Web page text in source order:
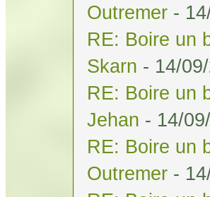
Outremer -
RE: Boire un
Skarn - 14/
RE: Boire un
Jehan - 14/
RE: Boire un
Outremer -